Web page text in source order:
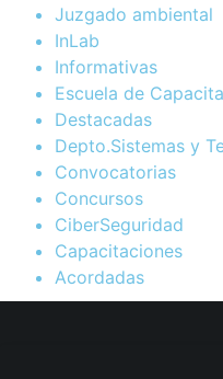
Juzgado ambiental
InLab
Informativas
Escuela de
Destacadas
Depto.Sistemas y
Convocatorias
Concursos
CiberSeguridad
Capacitaciones
Acordadas